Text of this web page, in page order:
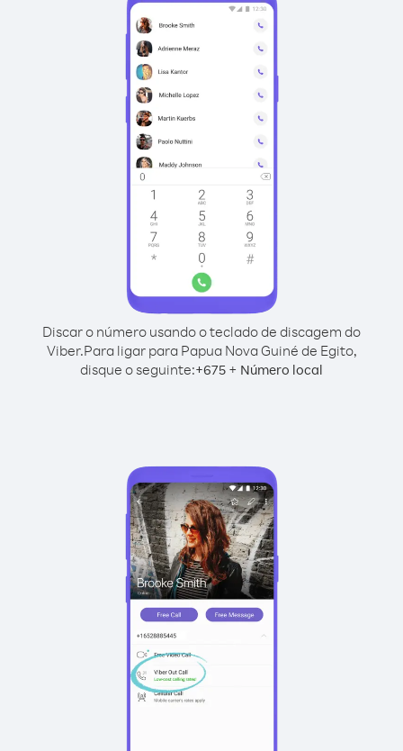
Discar o número usando o teclado de discagem do
Viber.Para ligar para Papua Nova Guiné de Egito,
disque o seguinte:+675 + Número local